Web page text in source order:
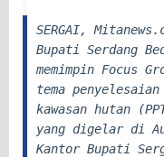
SERGAI,
Bupati Serdang
memimpin Focus
tema penyelesaian
kawasan hutan
yang digelar di
Kantor Bupati